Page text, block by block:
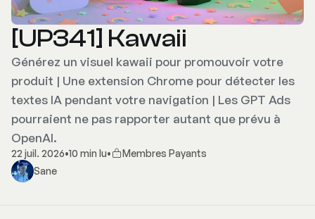
[UP341] Kawaii
Générez un visuel kawaii pour promouvoir votre
produit | Une extension Chrome pour détecter les
textes IA pendant votre navigation | Les GPT Ads
pourraient ne pas rapporter autant que prévu à
OpenAI.
22 juil. 2026•10 min lu•
Membres Payants
Sane